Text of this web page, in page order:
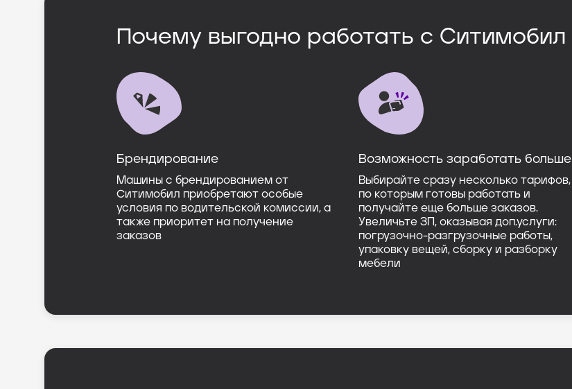
Почему выгодно работать с Ситимобил
Брендирование
Машины с брендированием от
Ситимобил приобретают особые
условия по водительской комиссии, а
также приоритет на получение
заказов
Возможность заработать больше
Выбирайте сразу несколько тарифов,
по которым готовы работать и
получайте еще больше заказов.
Увеличьте ЗП, оказывая доп.услуги:
погрузочно-разгрузочные работы,
упаковку вещей, сборку и разборку
мебели